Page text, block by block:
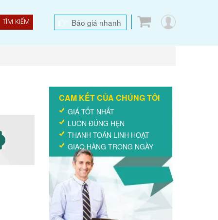
TÌM KIẾM Báo giá nhanh
CAM KẾT CỦA CHÚNG TÔI
GIÁ TỐT NHẤT
LUÔN ĐÚNG HẸN
THANH TOÁN LINH HOẠT
GIAO HÀNG TRONG NGÀY